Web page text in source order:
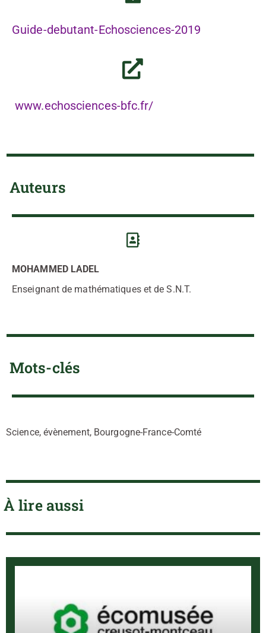
Guide-debutant-Echosciences-2019
www.echosciences-bfc.fr/
Auteurs
MOHAMMED LADEL
Enseignant de mathématiques et de S.N.T.
Mots-clés
Science, évènement, Bourgogne-France-Comté
À lire aussi